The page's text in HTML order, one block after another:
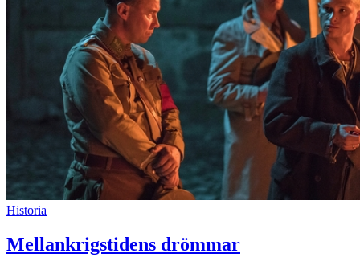
Historia
Mellankrigstidens drömmar